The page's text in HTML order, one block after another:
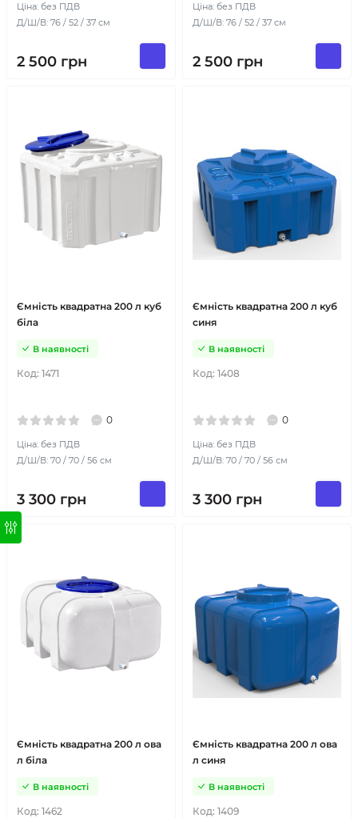
Ціна: без ПДВ
Д/Ш/В: 76 / 52 / 37 см
2 500 грн
Ціна: без ПДВ
Д/Ш/В: 76 / 52 / 37 см
2 500 грн
Ємність квадратна 200 л куб
біла
Код: 1471
В наявності
0
Ціна: без ПДВ
Д/Ш/В: 70 / 70 / 56 см
3 300 грн
Ємність квадратна 200 л куб
синя
Код: 1408
В наявності
0
Ціна: без ПДВ
Д/Ш/В: 70 / 70 / 56 см
3 300 грн
Ємність квадратна 200 л ова
л біла
Код: 1462
В наявності
Ємність квадратна 200 л ова
л синя
Код: 1409
В наявності